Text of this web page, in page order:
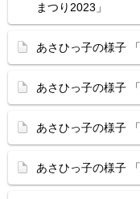
まつり2023」
あさひっ子の様子
あさひっ子の様子
あさひっ子の様子
あさひっ子の様子